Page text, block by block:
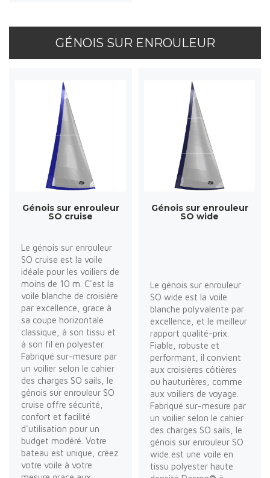
GÉNOIS SUR ENROULEUR
Génois sur enrouleur
SO cruise
Le génois sur enrouleur
SO cruise est la voile
idéale pour les voiliers de
moins de 10 m. C'est la
voile blanche de croisière
par excellence, grace à
sa coupe horizontale
classique, à son tissu et
à son fil en polyester.
Fabriqué sur-mesure par
un voilier selon le cahier
des charges SO sails, le
génois sur enrouleur SO
cruise offre sécurité,
confort et facilité
d'utilisation pour un
budget modéré. Votre
bateau est unique, créez
votre voile à votre
Génois sur enrouleur
SO wide
Le génois sur enrouleur
SO wide est la voile
blanche polyvalente par
excellence, et le meilleur
rapport qualité-prix.
Fiable, robuste et
performant, il convient
aux croisières côtières
ou hauturières, comme
aux voiliers de voyage.
Fabriqué sur-mesure par
un voilier selon le cahier
des charges SO sails, le
génois sur enrouleur SO
wide est une voile en
tissu polyester haute